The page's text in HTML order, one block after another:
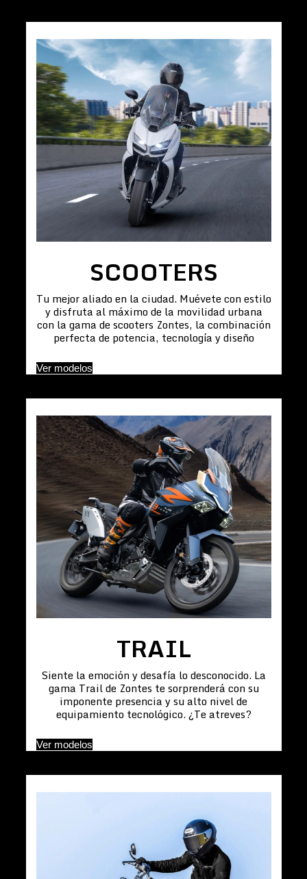
SCOOTERS
Tu mejor aliado en la ciudad. Muévete con estilo
y disfruta al máximo de la movilidad urbana
con la gama de scooters Zontes, la combinación
perfecta de potencia, tecnología y diseño
Ver modelos
TRAIL
Siente la emoción y desafía lo desconocido. La
gama Trail de Zontes te sorprenderá con su
imponente presencia y su alto nivel de
equipamiento tecnológico. ¿Te atreves?
Ver modelos